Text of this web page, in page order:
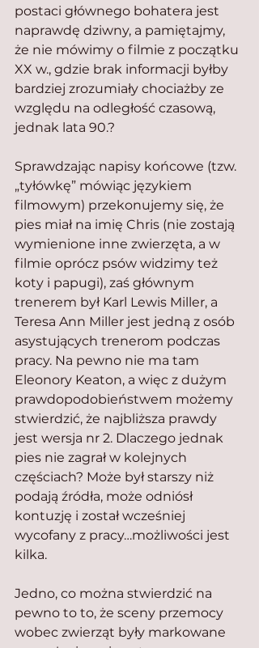
postaci głównego bohatera jest
naprawdę dziwny, a pamiętajmy,
że nie mówimy o filmie z początku
XX w., gdzie brak informacji byłby
bardziej zrozumiały chociażby ze
względu na odległość czasową,
jednak lata 90.?
Sprawdzając napisy końcowe (tzw.
„tyłówkę” mówiąc językiem
filmowym) przekonujemy się, że
pies miał na imię Chris (nie zostają
wymienione inne zwierzęta, a w
filmie oprócz psów widzimy też
koty i papugi), zaś głównym
trenerem był Karl Lewis Miller, a
Teresa Ann Miller jest jedną z osób
asystujących trenerom podczas
pracy. Na pewno nie ma tam
Eleonory Keaton, a więc z dużym
prawdopodobieństwem możemy
stwierdzić, że najbliższa prawdy
jest wersja nr 2. Dlaczego jednak
pies nie zagrał w kolejnych
częściach? Może był starszy niż
podają źródła, może odniósł
kontuzję i został wcześniej
wycofany z pracy…możliwości jest
kilka.
Jedno, co można stwierdzić na
pewno to to, że sceny przemocy
wobec zwierząt były markowane